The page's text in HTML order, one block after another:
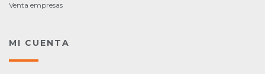
Venta empresas
MI CUENTA